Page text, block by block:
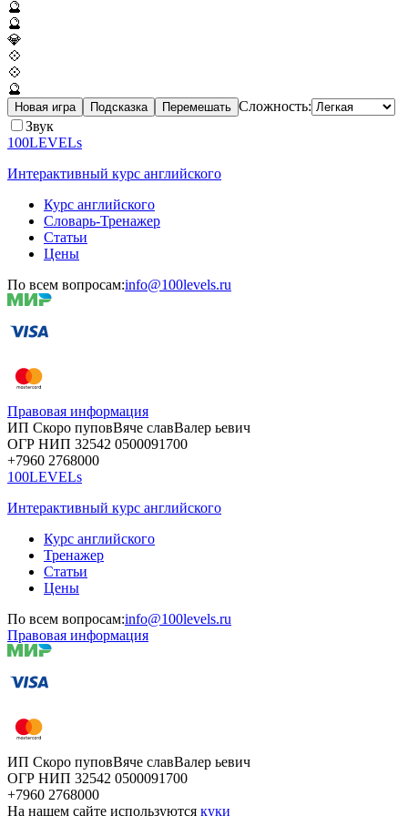
🔮
🔮
💎
💠
💠
🔮
Новая игра Подсказка Перемешать Сложность:
Звук
100LEVELs
Интерактивный курс английского
Курс английского
Словарь-Тренажер
Статьи
Цены
По всем вопросам:info@100levels.ru
Правовая информация
ИП Скоро пуповВяче славВалер ьевич
ОГР НИП 32542 0500091700
+7960 2768000
100LEVELs
Интерактивный курс английского
Курс английского
Тренажер
Статьи
Цены
По всем вопросам:info@100levels.ru
Правовая информация
ИП Скоро пуповВяче славВалер ьевич
ОГР НИП 32542 0500091700
+7960 2768000
На нашем сайте используются куки